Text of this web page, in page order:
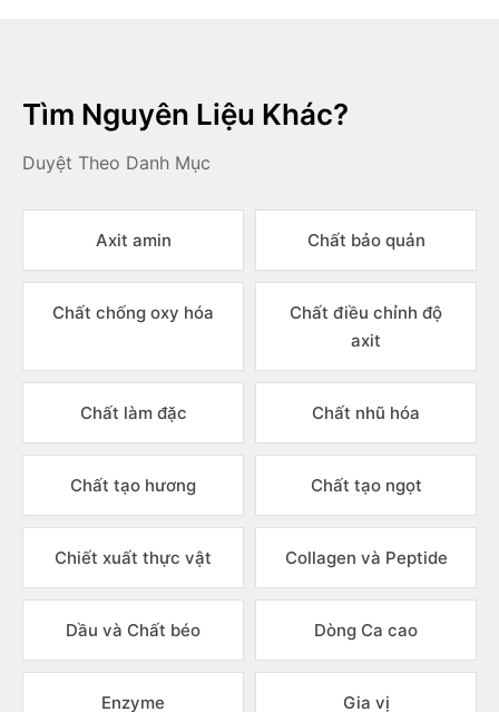
Tìm Nguyên Liệu Khác?
Duyệt Theo Danh Mục
Axit amin Chất bảo quản
Chất chống oxy hóa
Chất điều chỉnh độ
axit
Chất làm đặc Chất nhũ hóa
Chất tạo hương Chất tạo ngọt
Chiết xuất thực vật Collagen và Peptide
Dầu và Chất béo Dòng Ca cao
Enzyme Gia vị